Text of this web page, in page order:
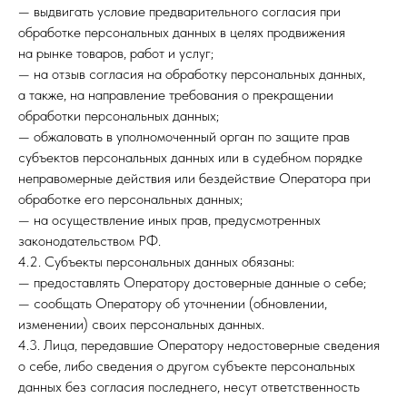
— выдвигать условие предварительного согласия при
обработке персональных данных в целях продвижения
на рынке товаров, работ и услуг;
— на отзыв согласия на обработку персональных данных,
а также, на направление требования о прекращении
обработки персональных данных;
— обжаловать в уполномоченный орган по защите прав
субъектов персональных данных или в судебном порядке
неправомерные действия или бездействие Оператора при
обработке его персональных данных;
— на осуществление иных прав, предусмотренных
законодательством РФ.
4.2. Субъекты персональных данных обязаны:
— предоставлять Оператору достоверные данные о себе;
— сообщать Оператору об уточнении (обновлении,
изменении) своих персональных данных.
4.3. Лица, передавшие Оператору недостоверные сведения
о себе, либо сведения о другом субъекте персональных
данных без согласия последнего, несут ответственность